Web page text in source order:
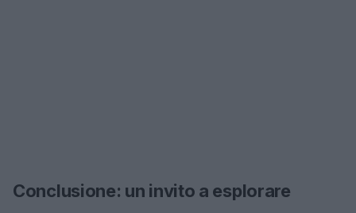
Conclusione: un invito a esplorare